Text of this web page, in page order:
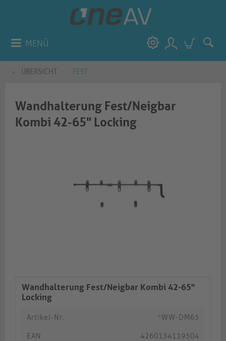
MENÜ
ÜBERSICHT FEST
Wandhalterung Fest/Neigbar
Kombi 42-65" Locking
Wandhalterung Fest/Neigbar Kombi 42-65"
Locking
Artikel-Nr. *WW-DM65
EAN 4260134119504